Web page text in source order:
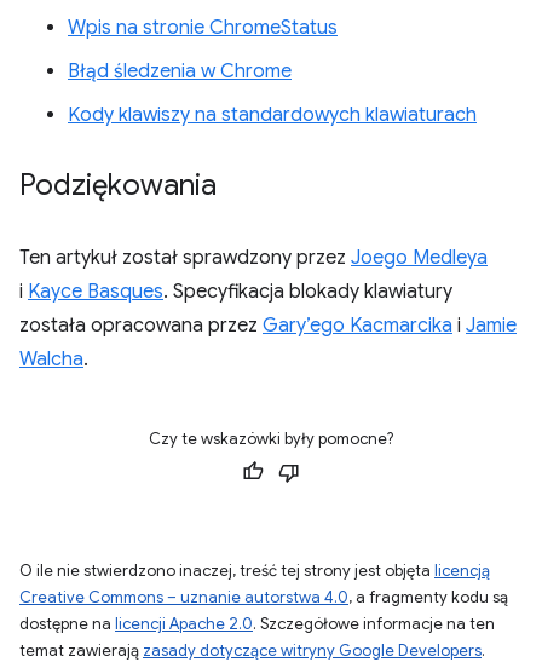
Wpis na stronie ChromeStatus
Błąd śledzenia w Chrome
Kody klawiszy na standardowych klawiaturach
Podziękowania
Ten artykuł został sprawdzony przez Joego Medleya
i Kayce Basques. Specyfikacja blokady klawiatury
została opracowana przez Gary’ego Kacmarcika i Jamie
Walcha.
Czy te wskazówki były pomocne?
O ile nie stwierdzono inaczej, treść tej strony jest objęta licencją
Creative Commons – uznanie autorstwa 4.0, a fragmenty kodu są
dostępne na licencji Apache 2.0. Szczegółowe informacje na ten
temat zawierają zasady dotyczące witryny Google Developers.